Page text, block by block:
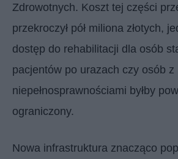
Zdrowotnych. Koszt tej części
przekroczył pół miliona złotych,
dostęp do rehabilitacji dla osób
pacjentów po urazach czy osób z
niepełnosprawnościami byłby
ograniczony.
Nowa infrastruktura znacząco